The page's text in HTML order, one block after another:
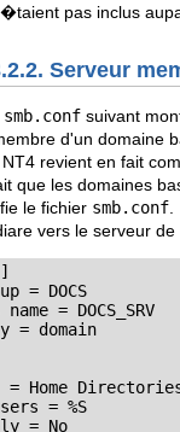
pas inclus
Serveur
smb.conf suivant
d'un domaine
NT4 revient en fait
que les domaines
le fichier smb.conf
vers le serveur
= DOCS
= DOCS_SRV
= domain
= Home
= %S
= No